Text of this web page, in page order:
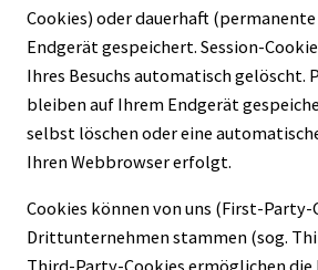
Cookies) oder dauerhaft
Endgerät gespeichert. Session-
Ihres Besuchs automatisch gelöscht.
bleiben auf Ihrem Endgerät
selbst löschen oder eine
Ihren Webbrowser erfolgt.
Cookies können von uns (First-Party-
Drittunternehmen stammen (sog.